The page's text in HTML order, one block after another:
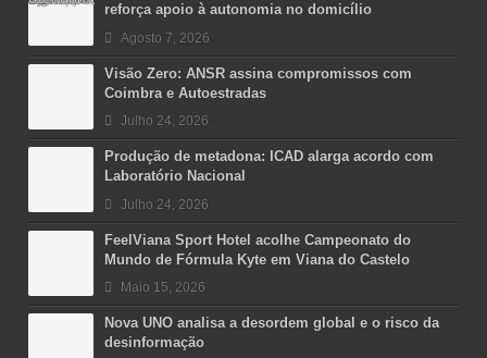
reforça apoio à autonomia no domicílio
Agosto 7, 2026
Visão Zero: ANSR assina compromissos com
Coimbra e Autoestradas
Julho 24, 2026
Produção de metadona: ICAD alarga acordo com
Laboratório Nacional
Julho 24, 2026
FeelViana Sport Hotel acolhe Campeonato do
Mundo de Fórmula Kyte em Viana do Castelo
Maio 15, 2026
Nova UNO analisa a desordem global e o risco da
desinformação